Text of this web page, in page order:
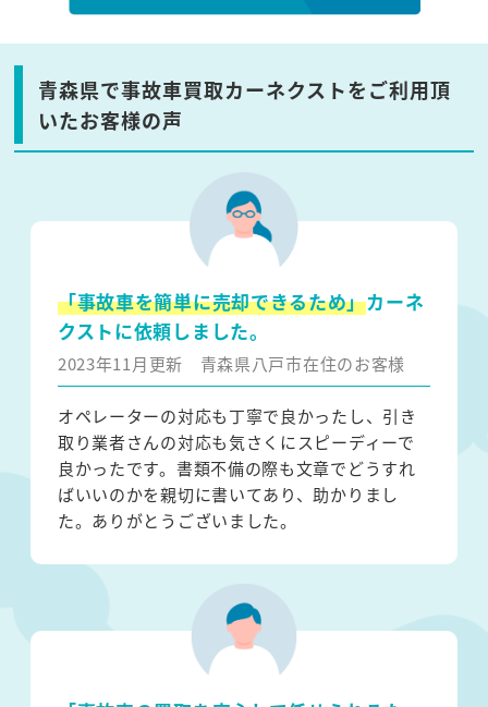
青森県で事故車買取カーネクストをご利用頂
いたお客様の声
「事故車を簡単に売却できるため」カーネ
クストに依頼しました。
2023年11月更新 青森県八戸市在住のお客様
オペレーターの対応も丁寧で良かったし、引き
取り業者さんの対応も気さくにスピーディーで
良かったです。書類不備の際も文章でどうすれ
ばいいのかを親切に書いてあり、助かりまし
た。ありがとうございました。